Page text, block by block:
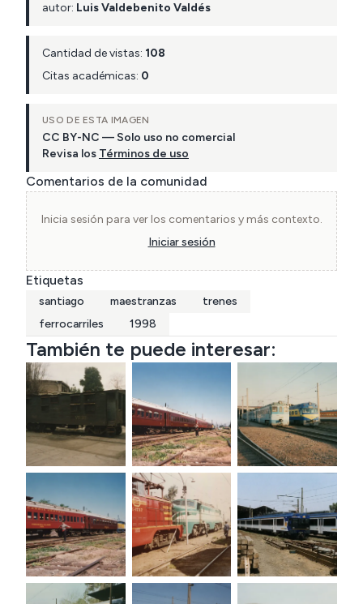
autor: Luis Valdebenito Valdés
Cantidad de vistas: 108
Citas académicas: 0
USO DE ESTA IMAGEN
CC BY-NC — Solo uso no comercial
Revisa los Términos de uso
Comentarios de la comunidad
Inicia sesión para ver los comentarios y más contexto.
Iniciar sesión
Etiquetas
santiago maestranzas
trenes
ferrocarriles
1998
También te puede interesar: